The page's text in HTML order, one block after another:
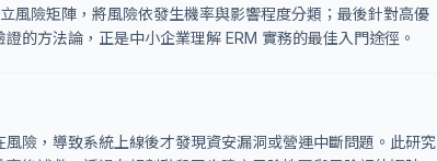
風險矩陣，將風險依發生機率與影響程度分類；最後針對高優
的方法論，正是中小企業理解 ERM 實務的最佳入門途徑。
險，導致系統上線後才發現資安漏洞或營運中斷問題。此研究